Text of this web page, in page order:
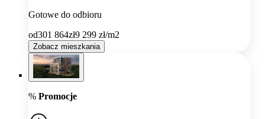
Gotowe do odbioru
od301 864zł9 299 zł/m2
Zobacz mieszkania
% Promocje